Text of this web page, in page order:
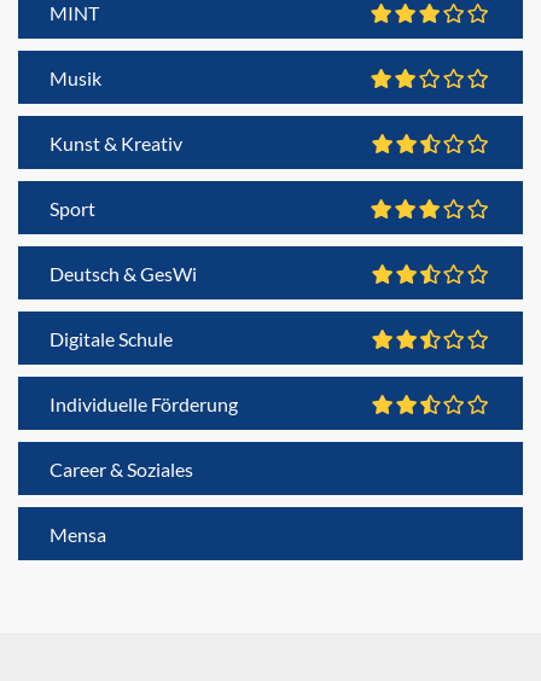
MINT
Musik
Kunst & Kreativ
Sport
Deutsch & GesWi
Digitale Schule
Individuelle Förderung
Career & Soziales
Mensa